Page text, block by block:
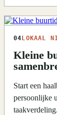
04 LOKAAL
Kleine
Start een
persoonlijke
taakverdeling.